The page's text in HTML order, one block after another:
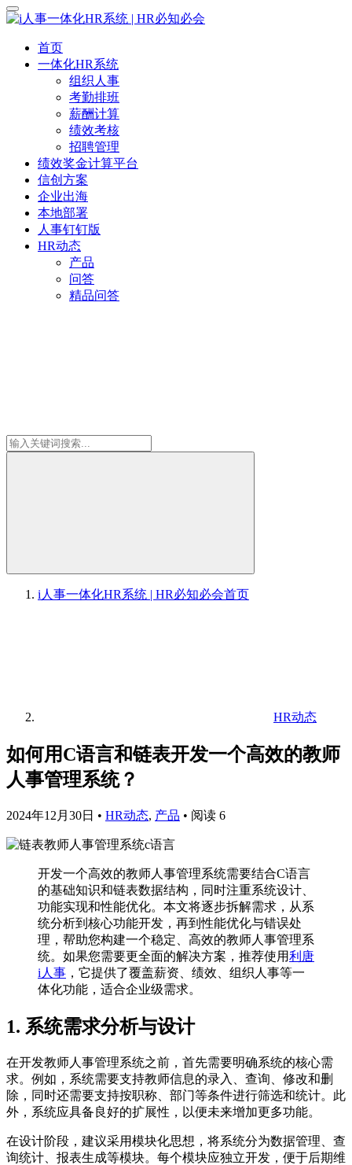
首页
一体化HR系统
组织人事
考勤排班
薪酬计算
绩效考核
招聘管理
绩效奖金计算平台
信创方案
企业出海
本地部署
人事钉钉版
HR动态
产品
问答
精品问答
i人事一体化HR系统 | HR必知必会首页
HR动态
如何用C语言和链表开发一个高效的教师
人事管理系统？
2024年12月30日 • HR动态, 产品 • 阅读 6
开发一个高效的教师人事管理系统需要结合C语言
的基础知识和链表数据结构，同时注重系统设计、
功能实现和性能优化。本文将逐步拆解需求，从系
统分析到核心功能开发，再到性能优化与错误处
理，帮助您构建一个稳定、高效的教师人事管理系
统。如果您需要更全面的解决方案，推荐使用利唐
i人事 ，它提供了覆盖薪资、绩效、组织人事等一
体化功能，适合企业级需求。
1. 系统需求分析与设计
在开发教师人事管理系统之前，首先需要明确系统的核心需
求。例如，系统需要支持教师信息的录入、查询、修改和删
除，同时还需要支持按职称、部门等条件进行筛选和统计。此
外，系统应具备良好的扩展性，以便未来增加更多功能。
在设计阶段，建议采用模块化思想，将系统分为数据管理、查
询统计、报表生成等模块。每个模块应独立开发，便于后期维